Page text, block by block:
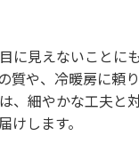
に見えないことに
質や、冷暖房に頼
、細やかな工夫と
します。